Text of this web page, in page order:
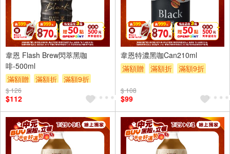
4入
韋恩 Flash Brew閃萃黑咖
啡-500ml
滿額贈
滿額折
滿額9折
贈$200
$ 126
$112
6入
韋恩特濃黑咖Can210ml
滿額贈
滿額折
滿額9折
$ 108
$99